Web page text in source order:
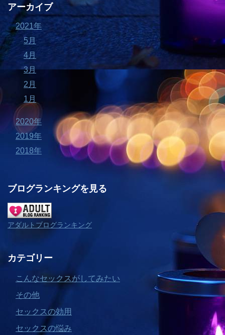
アーカイブ
2021年
5月
4月
3月
2月
1月
2020年
2019年
2018年
ブログランキングを見る
アダルトブログランキング
カテゴリー
こんなセックスがしてみたい
その他
セックスの効用
セックスの悩み